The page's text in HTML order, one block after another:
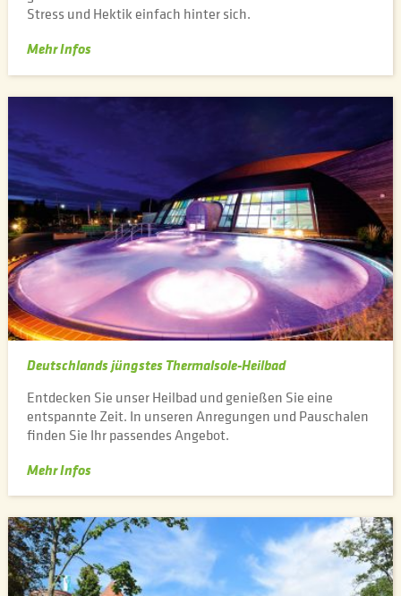
Stress und Hektik einfach hinter sich.
Mehr Infos
Deutschlands jüngstes Thermalsole-Heilbad
Entdecken Sie unser Heilbad und genießen Sie eine
entspannte Zeit. In unseren Anregungen und Pauschalen
finden Sie Ihr passendes Angebot.
Mehr Infos